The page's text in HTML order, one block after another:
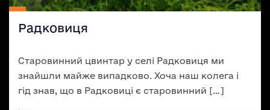
Радковиця
Старовинний цвинтар у селі Радковиця ми
знайшли майже випадково. Хоча наш колега і
гід знав, що в Радковиці є старовинний […]